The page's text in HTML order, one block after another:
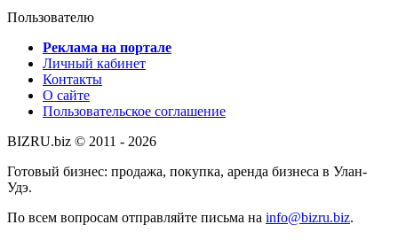
Пользователю
Реклама на портале
Личный кабинет
Контакты
О сайте
Пользовательское соглашение
BIZRU.biz © 2011 - 2026
Готовый бизнес: продажа, покупка, аренда бизнеса в Улан-
Удэ.
По всем вопросам отправляйте письма на info@bizru.biz.